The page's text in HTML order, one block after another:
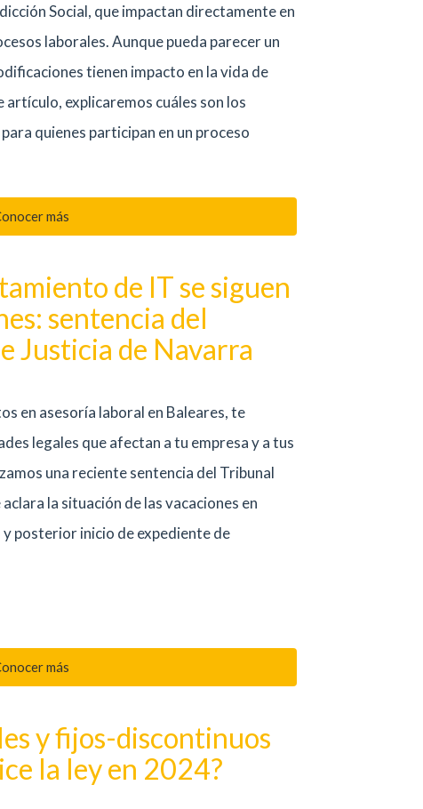
Social, que impactan directamente en
laborales. Aunque pueda parecer un
tienen impacto en la vida de
explicaremos cuáles son los
quienes participan en un proceso
más
de IT se siguen
sentencia del
Justicia de Navarra
en asesoría laboral en Baleares, te
legales que afectan a tu empresa y a tus
una reciente sentencia del Tribunal
la situación de las vacaciones en
posterior inicio de expediente de
más
y fijos-discontinuos
la ley en 2024?